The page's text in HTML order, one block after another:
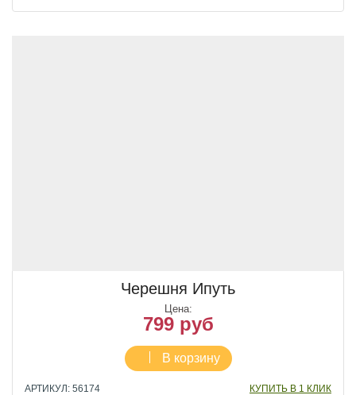
Черешня Ипуть
Цена:
799 руб
В корзину
АРТИКУЛ: 56174
КУПИТЬ В 1 КЛИК